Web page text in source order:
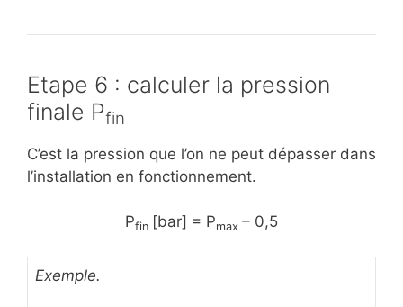
Etape 6 : calculer la pression
finale Pfin
C’est la pression que l’on ne peut dépasser dans
l’installation en fonctionnement.
Pfin [bar] = Pmax – 0,5
Exemple.